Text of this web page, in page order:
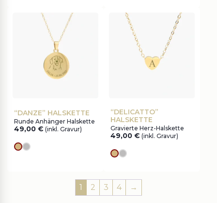
“DANZE” HALSKETTE
Runde Anhänger Halskette
49,00 € (inkl. Gravur)
Goldes
silver
“DELICATTO”
HALSKETTE
Gravierte Herz-Halskette
49,00 € (inkl. Gravur)
Goldes
silver
1 2 3 4 →